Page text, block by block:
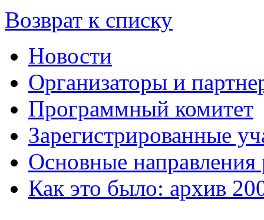
Возврат к списку
Новости
Организаторы и
Программный комитет
Зарегистрированные
Основные направления
Как это было: архив